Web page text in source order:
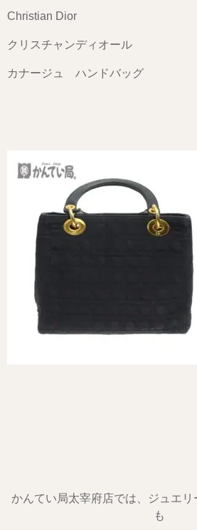
Christian Dior
クリスチャンディオール
カナージュ ハンドバッグ
かんてい局太宰府店では、ジュエ
も